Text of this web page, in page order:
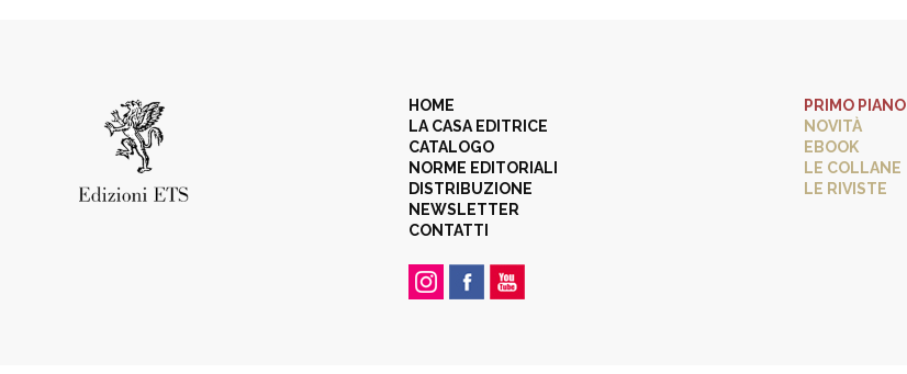
HOME
LA CASA EDITRICE
CATALOGO
NORME EDITORIALI
DISTRIBUZIONE
NEWSLETTER
CONTATTI
PRIMO PIANO
NOVITÀ
EBOOK
LE COLLANE
LE RIVISTE